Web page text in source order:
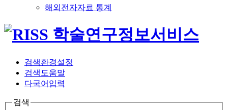
해외전자자료 통계
검색환경설정
검색도움말
다국어입력
검색